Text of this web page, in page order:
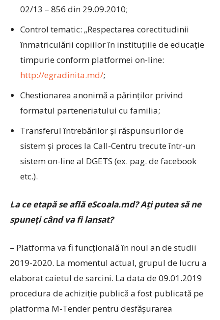
02/13 – 856 din 29.09.2010;
Control tematic: „Respectarea corectitudinii
înmatriculării copiilor în instituţiile de educaţie
timpurie conform platformei on-line:
http://egradinita.md/;
Chestionarea anonimă a părinţilor privind
formatul parteneriatului cu familia;
Transferul întrebărilor şi răspunsurilor de
sistem şi proces la Call-Centru trecute într-un
sistem on-line al DGETS (ex. pag. de facebook
etc.).
La ce etapă se află eScoala.md? Aţi putea să ne
spuneţi când va fi lansat?
– Platforma va fi funcţională în noul an de studii
2019-2020. La momentul actual, grupul de lucru a
elaborat caietul de sarcini. La data de 09.01.2019
procedura de achiziție publică a fost publicată pe
platforma M-Tender pentru desfășurarea